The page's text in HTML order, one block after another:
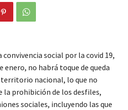
convivencia social por la covid 19,
enero, no habrá toque de queda
nacional, lo que no
la prohibición de los desfiles,
sociales, incluyendo las que